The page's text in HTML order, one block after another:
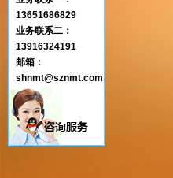
13651686829
业务联系二：
13916324191
邮箱：
shnmt@sznmt.com